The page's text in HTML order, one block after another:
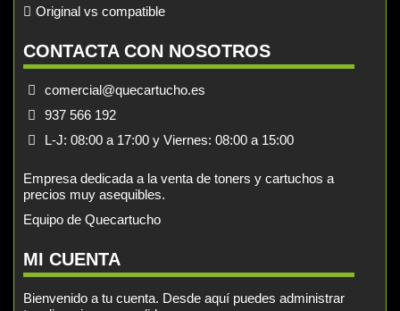
Original vs compatible
CONTACTA CON NOSOTROS
comercial@quecartucho.es
937 566 192
L-J: 08:00 a 17:00 y Viernes: 08:00 a 15:00
Empresa dedicada a la venta de toners y cartuchos a
precios muy asequibles.
Equipo de Quecartucho
MI CUENTA
Bienvenido a tu cuenta. Desde aquí puedes administrar